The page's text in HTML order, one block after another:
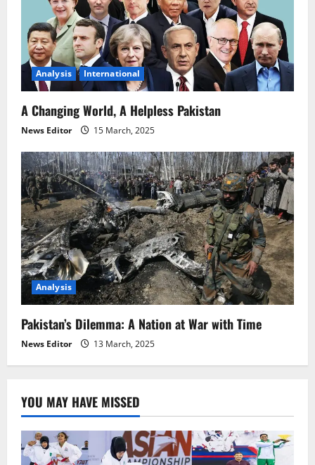
Analysis International
A Changing World, A Helpless Pakistan
News Editor 15 March, 2025
Analysis
Pakistan’s Dilemma: A Nation at War with Time
News Editor 13 March, 2025
YOU MAY HAVE MISSED